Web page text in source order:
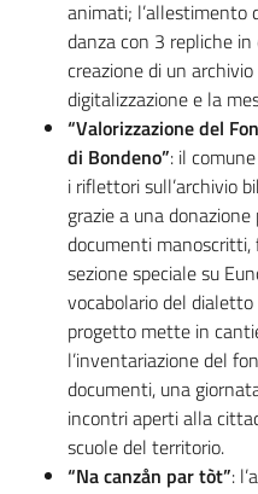
animati; l’allestimento
danza con 3 repliche
creazione di un
digitalizzazione e la
“Valorizzazione del
di Bondeno”: il
i riflettori sull’archivio
grazie a una
documenti manoscritti,
sezione speciale su
vocabolario del
progetto mette in
l’inventariazione del
documenti, una
incontri aperti alla
scuole del territorio.
“Na canzån par tòt”: